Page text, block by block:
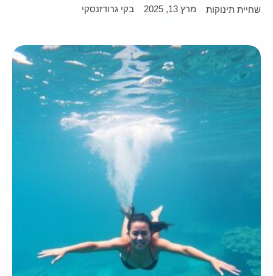
שחיית תינוקות מרץ 13, 2025 בקי גרודזנסקי